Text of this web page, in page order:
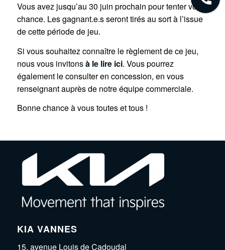
Vous avez jusqu’au 30 juin prochain pour tenter votre
chance. Les gagnant.e.s seront tirés au sort à l’issue
de cette période de jeu.
Si vous souhaitez connaître le règlement de ce jeu,
nous vous invitonsà le lire ici. Vous pourrez
également le consulter en concession, en vous
renseignant auprès de notre équipe commerciale.
Bonne chance à vous toutes et tous !
KIA VANNES
15, avenue Louis de Cadoudal